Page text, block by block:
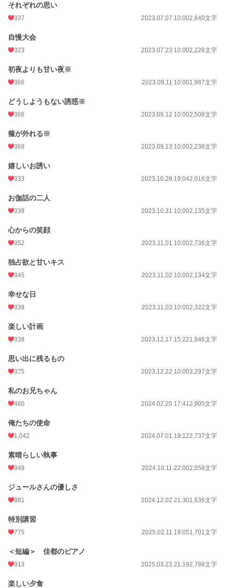
それぞれの思い
337 2023.07.07 10:002,640文字
自慢大会
323 2023.07.23 10:002,226文字
初夜よりも甘い夜※
366 2023.09.11 10:001,987文字
どうしようもない誘惑※
366 2023.09.12 10:002,508文字
箍が外れる※
368 2023.09.13 10:002,238文字
嬉しいお誘い
333 2023.10.28 19:042,016文字
お伽話の二人
339 2023.10.31 10:002,135文字
心からの笑顔
352 2023.11.01 10:002,736文字
独占欲と甘いキス
345 2023.11.02 10:002,134文字
幸せな日
339 2023.11.03 10:002,322文字
楽しい計画
338 2023.12.17 15:221,846文字
思い出に残るもの
375 2023.12.22 10:003,297文字
私のお兄ちゃん
460 2024.02.20 17:412,905文字
俺たちの使命
1,042 2024.07.01 19:122,737文字
素晴らしい執事
949 2024.10.11 22:002,058文字
ジュールさんの優しさ
881 2024.12.02 21:301,636文字
特別講習
775 2025.02.11 19:051,701文字
＜短編＞ 佳都のピアノ
913 2025.03.23 21:192,788文字
楽しい夕食